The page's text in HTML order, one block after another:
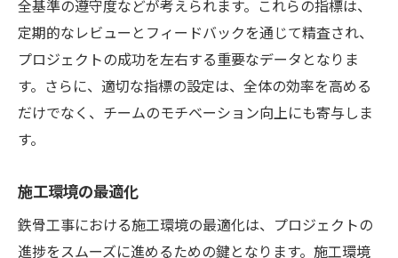
全基準の遵守度などが考えられます。これらの指標は、
定期的なレビューとフィードバックを通じて精査され、
プロジェクトの成功を左右する重要なデータとなりま
す。さらに、適切な指標の設定は、全体の効率を高める
だけでなく、チームのモチベーション向上にも寄与しま
す。
施工環境の最適化
鉄骨工事における施工環境の最適化は、プロジェクトの
進捗をスムーズに進めるための鍵となります。施工環境